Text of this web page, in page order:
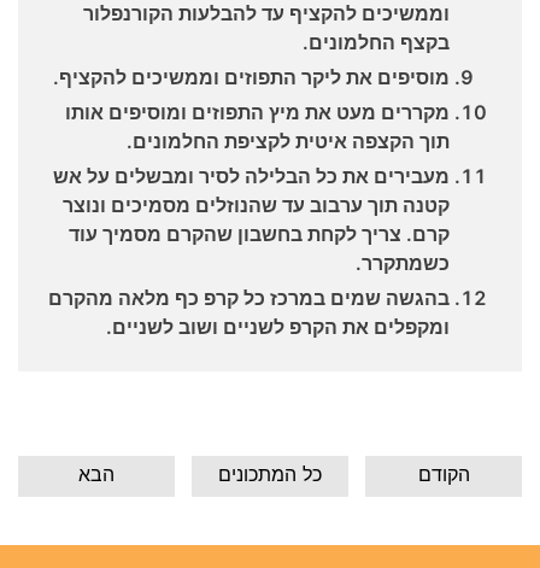
וממשיכים להקציף עד להבלעות הקורנפלור
בקצף החלמונים.
מוסיפים את ליקר התפוזים וממשיכים להקציף.
מקררים מעט את מיץ התפוזים ומוסיפים אותו
תוך הקצפה איטית לקציפת החלמונים.
מעבירים את כל הבלילה לסיר ומבשלים על אש
קטנה תוך ערבוב עד שהנוזלים מסמיכים ונוצר
קרם. צריך לקחת בחשבון שהקרם מסמיך עוד
כשמתקרר.
בהגשה שמים במרכז כל קרפ כף מלאה מהקרם
ומקפלים את הקרפ לשניים ושוב לשניים.
הבא כל המתכונים הקודם